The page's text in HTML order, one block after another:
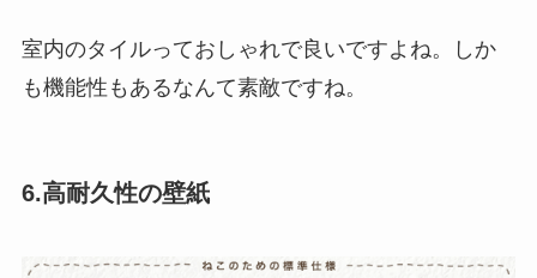
室内のタイルっておしゃれで良いですよね。しか
も機能性もあるなんて素敵ですね。
6.高耐久性の壁紙